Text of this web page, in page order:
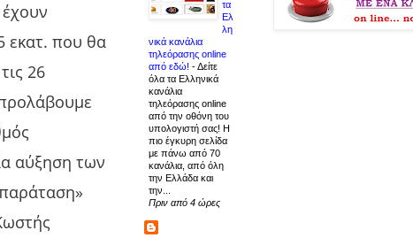
εκατ. που θα
26
αύξηση των
τα
Ελ
λη
νικά κανάλια
τηλεόρασης online
από εδώ! -Δείτε
όλα τα Ελληνικά
κανάλια
τηλεόρασης online
από την οθόνη του
υπολογιστή σας! Η
πιο έγκυρη σελίδα
με πάνω από 70
κανάλια, από όλη
την Ελλάδα και
την...
Πριν από 4 ώρες